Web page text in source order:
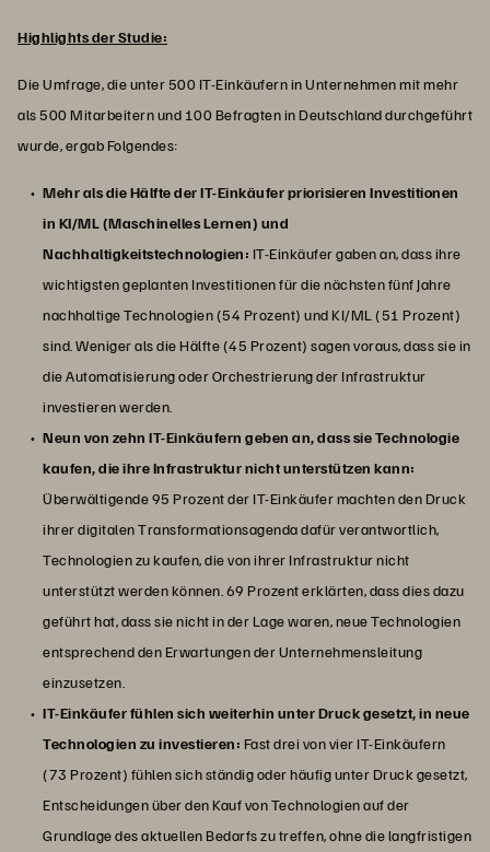
Highlights der Studie:
Die Umfrage, die unter 500 IT-Einkäufern in Unternehmen mit mehr
als 500 Mitarbeitern und 100 Befragten in Deutschland durchgeführt
wurde, ergab Folgendes:
Mehr als die Hälfte der IT-Einkäufer priorisieren Investitionen
in KI/ML (Maschinelles Lernen) und
Nachhaltigkeitstechnologien: IT-Einkäufer gaben an, dass ihre
wichtigsten geplanten Investitionen für die nächsten fünf Jahre
nachhaltige Technologien (54 Prozent) und KI/ML (51 Prozent)
sind. Weniger als die Hälfte (45 Prozent) sagen voraus, dass sie in
die Automatisierung oder Orchestrierung der Infrastruktur
investieren werden.
Neun von zehn IT-Einkäufern geben an, dass sie Technologie
kaufen, die ihre Infrastruktur nicht unterstützen kann:
Überwältigende 95 Prozent der IT-Einkäufer machten den Druck
ihrer digitalen Transformationsagenda dafür verantwortlich,
Technologien zu kaufen, die von ihrer Infrastruktur nicht
unterstützt werden können. 69 Prozent erklärten, dass dies dazu
geführt hat, dass sie nicht in der Lage waren, neue Technologien
entsprechend den Erwartungen der Unternehmensleitung
einzusetzen.
IT-Einkäufer fühlen sich weiterhin unter Druck gesetzt, in neue
Technologien zu investieren: Fast drei von vier IT-Einkäufern
(73 Prozent) fühlen sich ständig oder häufig unter Druck gesetzt,
Entscheidungen über den Kauf von Technologien auf der
Grundlage des aktuellen Bedarfs zu treffen, ohne die langfristigen